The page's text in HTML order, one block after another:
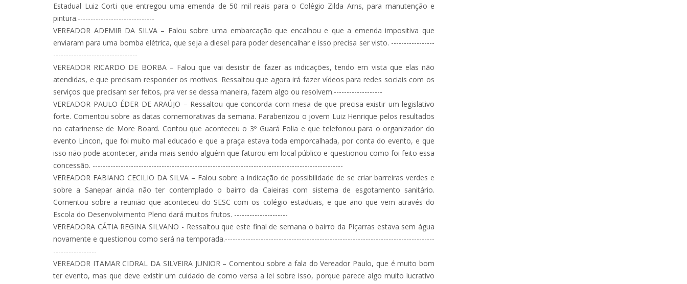
Estadual Luiz Corti que entregou uma emenda de 50 mil reais para o Colégio Zilda Arns, para manutenção e
pintura.------------------------------
VEREADOR ADEMIR DA SILVA – Falou sobre uma embarcação que encalhou e que a emenda impositiva que
enviaram para uma bomba elétrica, que seja a diesel para poder desencalhar e isso precisa ser visto. -----------------
---------------------------------
VEREADOR RICARDO DE BORBA – Falou que vai desistir de fazer as indicações, tendo em vista que elas não
atendidas, e que precisam responder os motivos. Ressaltou que agora irá fazer vídeos para redes sociais com os
serviços que precisam ser feitos, pra ver se dessa maneira, fazem algo ou resolvem.-------------------
VEREADOR PAULO ÉDER DE ARAÚJO – Ressaltou que concorda com mesa de que precisa existir um legislativo
forte. Comentou sobre as datas comemorativas da semana. Parabenizou o jovem Luiz Henrique pelos resultados
no catarinense de More Board. Contou que aconteceu o 3º Guará Folia e que telefonou para o organizador do
evento Lincon, que foi muito mal educado e que a praça estava toda emporcalhada, por conta do evento, e que
isso não pode acontecer, ainda mais sendo alguém que faturou em local público e questionou como foi feito essa
concessão. --------------------------------------------------------------------------------------------------
VEREADOR FABIANO CECILIO DA SILVA – Falou sobre a indicação de possibilidade de se criar barreiras verdes e
sobre a Sanepar ainda não ter contemplado o bairro da Caieiras com sistema de esgotamento sanitário.
Comentou sobre a reunião que aconteceu do SESC com os colégio estaduais, e que ano que vem através do
Escola do Desenvolvimento Pleno dará muitos frutos. ---------------------
VEREADORA CÁTIA REGINA SILVANO - Ressaltou que este final de semana o bairro da Piçarras estava sem água
novamente e questionou como será na temporada.----------------------------------------------------------------------------------
-----------------
VEREADOR ITAMAR CIDRAL DA SILVEIRA JUNIOR – Comentou sobre a fala do Vereador Paulo, que é muito bom
ter evento, mas que deve existir um cuidado de como versa a lei sobre isso, porque parece algo muito lucrativo